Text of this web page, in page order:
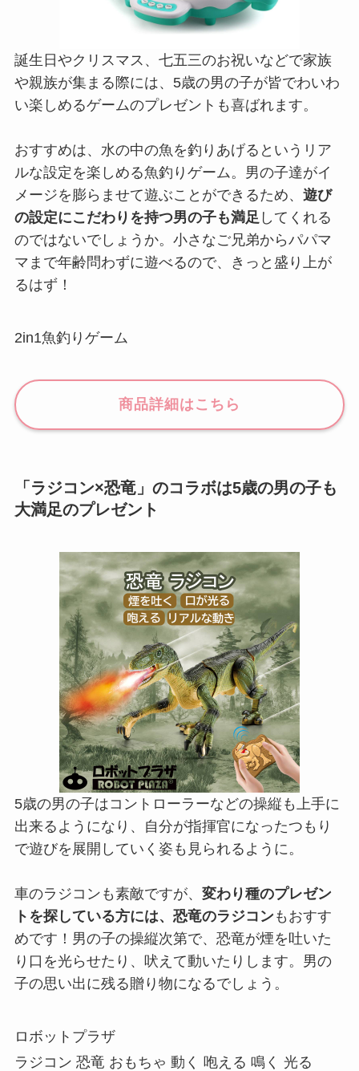
誕生日やクリスマス、七五三のお祝いなどで家族
や親族が集まる際には、5歳の男の子が皆でわいわ
い楽しめるゲームのプレゼントも喜ばれます。
おすすめは、水の中の魚を釣りあげるというリア
ルな設定を楽しめる魚釣りゲーム。男の子達がイ
メージを膨らませて遊ぶことができるため、 遊び
の設定にこだわりを持つ男の子も満足してくれる
のではないでしょうか。小さなご兄弟からパパマ
マまで年齢問わずに遊べるので、きっと盛り上が
るはず！
2in1魚釣りゲーム
商品詳細はこちら
「ラジコン×恐竜」のコラボは5歳の男の子も
大満足のプレゼント
5歳の男の子はコントローラーなどの操縦も上手に
出来るようになり、自分が指揮官になったつもり
で遊びを展開していく姿も見られるように。
車のラジコンも素敵ですが、 変わり種のプレゼン
トを探している方には、恐竜のラジコンもおすす
めです！男の子の操縦次第で、恐竜が煙を吐いた
り口を光らせたり、吠えて動いたりします。男の
子の思い出に残る贈り物になるでしょう。
ロボットプラザ
ラジコン 恐竜 おもちゃ 動く 咆える 鳴く 光る